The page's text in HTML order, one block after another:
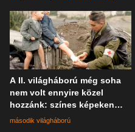
A II. világháború még soha
nem volt ennyire közel
hozzánk: színes képeken
elevenednek meg a katonák
második világháború